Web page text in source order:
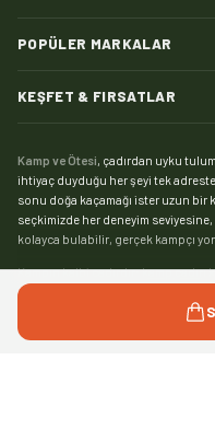
POPÜLER MARKALAR
KEŞFET & FIRSATLAR
Kamp ve Ötesi, çadırdan uyku
ihtiyaç duyduğu her şeyi tek
sonu doğa kaçamağı ister uzun bir
seçkimizde her deneyim
kolayca bulabilir, gerçek kampçı
Kampın kalbi çadırdır:kamp çadırı
boyu geniş yaşam alanlı çadırlara,
pratik şişme çadırlara kadar geniş
kamp yapanlar için su sütununa ve